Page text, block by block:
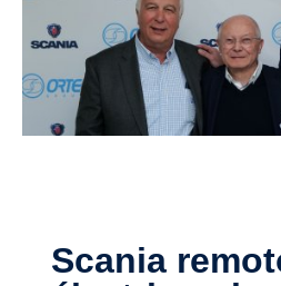
Scania remotorise en